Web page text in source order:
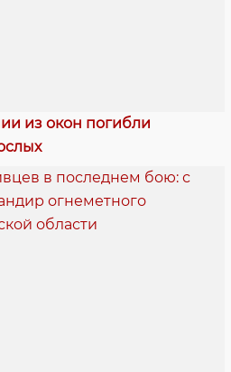
из окон погибли